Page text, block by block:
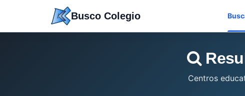
Busco Colegio
Centros